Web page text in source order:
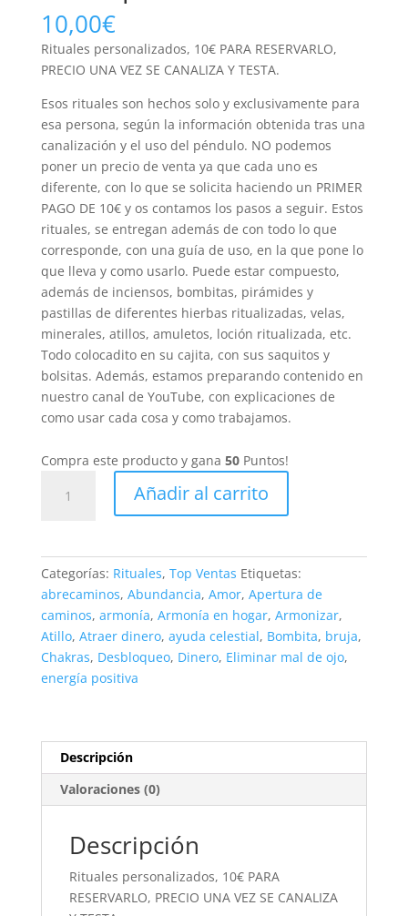
10,00€
Rituales personalizados, 10€ PARA RESERVARLO,
PRECIO UNA VEZ SE CANALIZA Y TESTA.
Esos rituales son hechos solo y exclusivamente para
esa persona, según la información obtenida tras una
canalización y el uso del péndulo. NO podemos
poner un precio de venta ya que cada uno es
diferente, con lo que se solicita haciendo un PRIMER
PAGO DE 10€ y os contamos los pasos a seguir. Estos
rituales, se entregan además de con todo lo que
corresponde, con una guía de uso, en la que pone lo
que lleva y como usarlo. Puede estar compuesto,
además de inciensos, bombitas, pirámides y
pastillas de diferentes hierbas ritualizadas, velas,
minerales, atillos, amuletos, loción ritualizada, etc.
Todo colocadito en su cajita, con sus saquitos y
bolsitas. Además, estamos preparando contenido en
nuestro canal de YouTube, con explicaciones de
como usar cada cosa y como trabajamos.
Compra este producto y gana 50Puntos!
personalizado
Añadir al carrito
Categorías: Rituales, Top Ventas Etiquetas:
abrecaminos, Abundancia, Amor, Apertura de
caminos, armonía, Armonía en hogar, Armonizar,
Atillo, Atraer dinero, ayuda celestial, Bombita, bruja,
Chakras, Desbloqueo, Dinero, Eliminar mal de ojo,
energía positiva
Descripción
Valoraciones (0)
Descripción
Rituales personalizados, 10€ PARA
RESERVARLO, PRECIO UNA VEZ SE CANALIZA